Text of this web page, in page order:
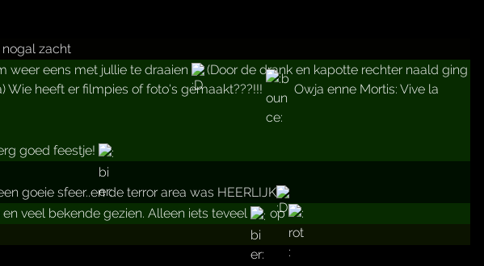
nogal zacht
weer eens met jullie te draaien
(Door de drank en kapotte rechter naald ging
Wie heeft er filmpies of foto's gemaakt???!!!
Owja enne Mortis: Vive la
goed feestje!
goeie sfeer..en de terror area was HEERLIJK
veel bekende gezien. Alleen iets teveel op